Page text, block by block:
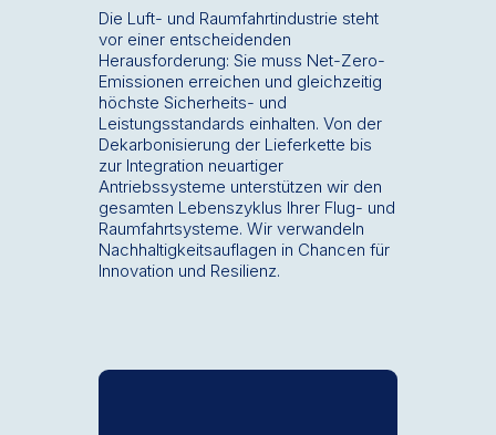
Die Luft- und Raumfahrtindustrie steht
vor einer entscheidenden
Herausforderung: Sie muss Net-Zero-
Emissionen erreichen und gleichzeitig
höchste Sicherheits- und
Leistungsstandards einhalten. Von der
Dekarbonisierung der Lieferkette bis
zur Integration neuartiger
Antriebssysteme unterstützen wir den
gesamten Lebenszyklus Ihrer Flug- und
Raumfahrtsysteme. Wir verwandeln
Nachhaltigkeitsauflagen in Chancen für
Innovation und Resilienz.